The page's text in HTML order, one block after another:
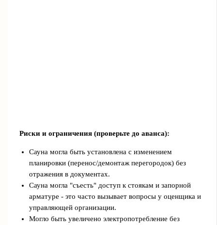
Риски и ограничения (проверьте до аванса):
Сауна могла быть установлена с изменением
планировки (перенос/демонтаж перегородок) без
отражения в документах.
Сауна могла "съесть" доступ к стоякам и запорной
арматуре - это часто вызывает вопросы у оценщика и
управляющей организации.
Могло быть увеличено электропотребление без